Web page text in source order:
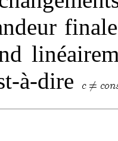
à-dire